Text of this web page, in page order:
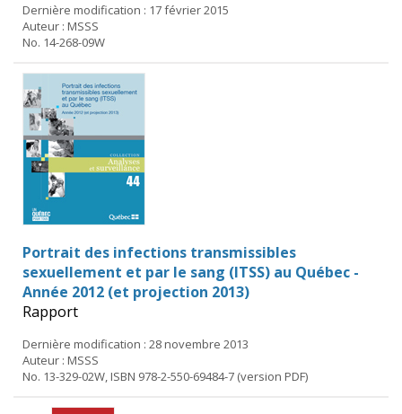
Dernière modification : 17 février 2015
Auteur : MSSS
No. 14-268-09W
Portrait des infections transmissibles
sexuellement et par le sang (ITSS) au Québec -
Année 2012 (et projection 2013)
Rapport
Dernière modification : 28 novembre 2013
Auteur : MSSS
No. 13-329-02W, ISBN 978-2-550-69484-7 (version PDF)